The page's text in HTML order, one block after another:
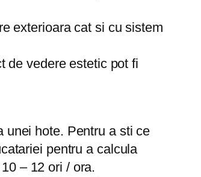
exterioara cat si cu sistem
de vedere estetic pot fi
unei hote. Pentru a sti ce
pentru a calcula
– 12 ori / ora.